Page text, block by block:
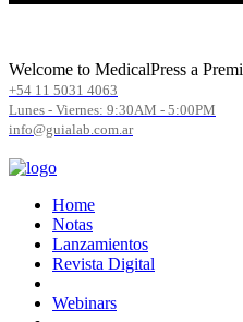
Welcome to MedicalPress a
+54 11 5031 4063
Lunes - Viernes: 9:30AM - 5:00PM
info@guialab.com.ar
Home
Notas
Lanzamientos
Revista Digital
Webinars